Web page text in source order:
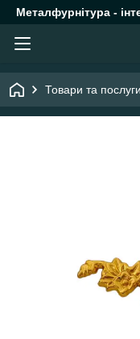
Металфурнітура -
Товари та послуги